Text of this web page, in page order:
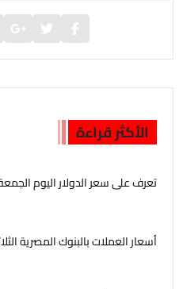
الأكثر قراءة
تعرف على سعر الدولار اليوم الجمعة 7 أغسطس
أسعار العملات بالبنوك المصرية الثلاثاء 4 أغسطس